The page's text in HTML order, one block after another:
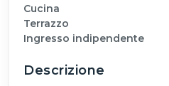
Cucina
Terrazzo
Ingresso indipendente
Descrizione